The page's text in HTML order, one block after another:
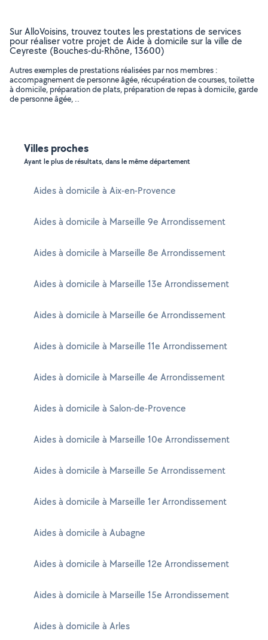
Sur AlloVoisins, trouvez toutes les prestations de services
pour réaliser votre projet de Aide à domicile sur la ville de
Ceyreste (Bouches-du-Rhône, 13600)
Autres exemples de prestations réalisées par nos membres :
accompagnement de personne âgée, récupération de courses, toilette
à domicile, préparation de plats, préparation de repas à domicile, garde
de personne âgée, ..
Villes proches
Ayant le plus de résultats, dans le même département
Aides à domicile à Aix-en-Provence
Aides à domicile à Marseille 9e Arrondissement
Aides à domicile à Marseille 8e Arrondissement
Aides à domicile à Marseille 13e Arrondissement
Aides à domicile à Marseille 6e Arrondissement
Aides à domicile à Marseille 11e Arrondissement
Aides à domicile à Marseille 4e Arrondissement
Aides à domicile à Salon-de-Provence
Aides à domicile à Marseille 10e Arrondissement
Aides à domicile à Marseille 5e Arrondissement
Aides à domicile à Marseille 1er Arrondissement
Aides à domicile à Aubagne
Aides à domicile à Marseille 12e Arrondissement
Aides à domicile à Marseille 15e Arrondissement
Aides à domicile à Arles